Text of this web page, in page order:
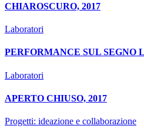
CHIAROSCURO, 2017
Laboratori
PERFORMANCE SUL SEGNO
Laboratori
APERTO CHIUSO, 2017
Progetti: ideazione e collaborazione